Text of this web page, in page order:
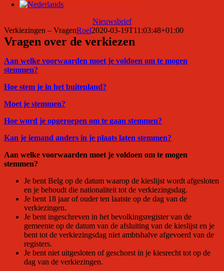
Nieuwsbrief
Verkiezingen – VragenRoel2020-03-19T11:03:48+01:00
Vragen over de verkiezen
Aan welke voorwaarden moet je voldoen om te mogen
stemmen?
Hoe stem je in het buitenland?
Moet je stemmen?
Hoe word je opgeroepen om te gaan stemmen?
Kan je iemand anders in je plaats laten stemmen?
Aan welke voorwaarden moet je voldoen om te mogen
stemmen?
Je bent Belg op de datum waarop de kieslijst wordt afgesloten
en je behoudt die nationaliteit tot de verkiezingsdag.
Je bent 18 jaar of ouder ten laatste op de dag van de
verkiezingen.
Je bent ingeschreven in het bevolkingsregister van de
gemeente op de datum van de afsluiting van de kieslijst en je
bent tot de verkiezingsdag niet ambtshalve afgevoerd van de
registers.
Je bent niet uitgesloten of geschorst in je kiesrecht tot op de
dag van de verkiezingen.